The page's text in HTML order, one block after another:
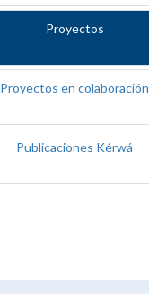
Proyectos
Proyectos en colaboración
Publicaciones Kérwá